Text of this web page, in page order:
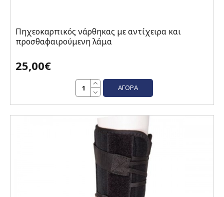
Πηχεοκαρπικός νάρθηκας με αντίχειρα και
προσθαφαιρούμενη λάμα
25,00€
ΑΓΟΡΆ